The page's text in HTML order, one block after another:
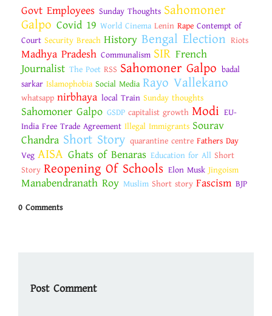
Govt Employees Sunday Thoughts Sahomoner
Galpo Covid 19 World Cinema Lenin Rape Contempt of
Court Security Breach History Bengal Election Riots
Madhya Pradesh Communalism SIR French
Journalist The Poet RSS Sahomoner Galpo badal
sarkar Islamophobia Social Media Rayo Vallekano
whatsapp nirbhaya local Train Sunday thoughts
Sahomoner Galpo GSDP capitalist growth Modi EU-
India Free Trade Agreement Illegal Immigrants Sourav
Chandra Short Story quarantine centre Fathers Day
Veg AISA Ghats of Benaras Education for All Short
Story Reopening Of Schools Elon Musk Jingoism
Manabendranath Roy Muslim Short story Fascism BJP
0 Comments
Post Comment